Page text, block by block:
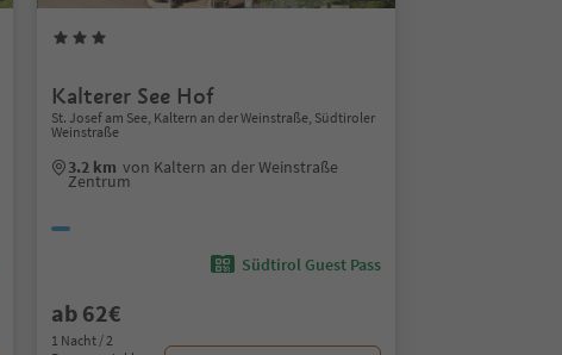
Kalterer See Hof
St. Josef am See, Kaltern an der Weinstraße, Südtiroler
Weinstraße
3.2 km von Kaltern an der Weinstraße
Zentrum
Südtirol Guest Pass
ab 62€
1 Nacht / 2